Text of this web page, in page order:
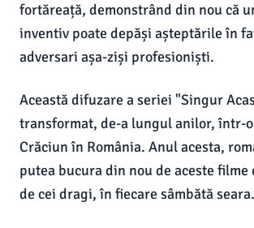
fortăreață, demonstrând din nou că
inventiv poate depăși așteptările în
adversari așa-ziși profesioniști.
Această difuzare a seriei "Singur
transformat, de-a lungul anilor, într-
Crăciun în România. Anul acesta,
putea bucura din nou de aceste
de cei dragi, în fiecare sâmbătă seara.